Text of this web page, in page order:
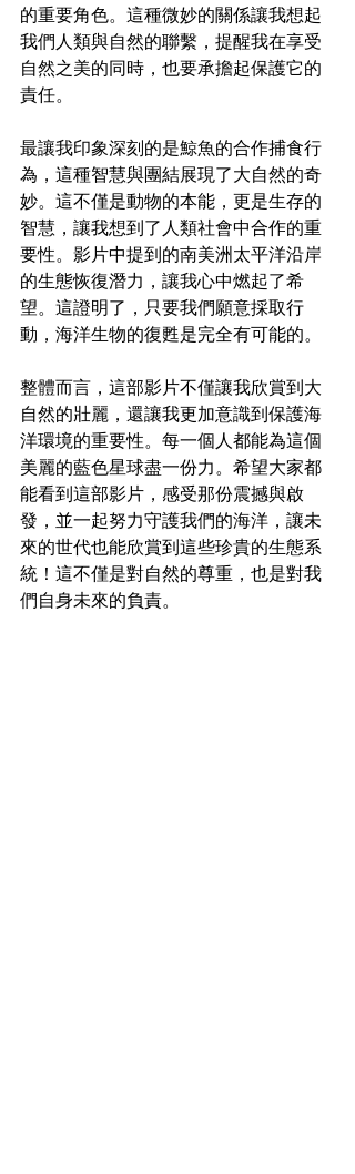
的重要角色。這種微妙的關係讓我想起
我們人類與自然的聯繫，提醒我在享受
自然之美的同時，也要承擔起保護它的
責任。
最讓我印象深刻的是鯨魚的合作捕食行
為，這種智慧與團結展現了大自然的奇
妙。這不僅是動物的本能，更是生存的
智慧，讓我想到了人類社會中合作的重
要性。影片中提到的南美洲太平洋沿岸
的生態恢復潛力，讓我心中燃起了希
望。這證明了，只要我們願意採取行
動，海洋生物的復甦是完全有可能的。
整體而言，這部影片不僅讓我欣賞到大
自然的壯麗，還讓我更加意識到保護海
洋環境的重要性。每一個人都能為這個
美麗的藍色星球盡一份力。希望大家都
能看到這部影片，感受那份震撼與啟
發，並一起努力守護我們的海洋，讓未
來的世代也能欣賞到這些珍貴的生態系
統！這不僅是對自然的尊重，也是對我
們自身未來的負責。